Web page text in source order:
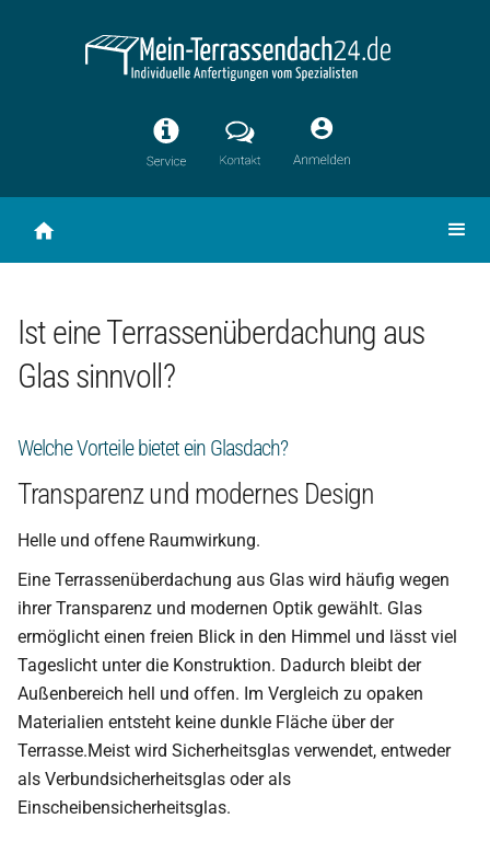
Ist eine Terrassenüberdachung aus
Glas sinnvoll?
Welche Vorteile bietet ein Glasdach?
Transparenz und modernes Design
Helle und offene Raumwirkung.
Eine Terrassenüberdachung aus Glas wird häufig wegen
ihrer Transparenz und modernen Optik gewählt. Glas
ermöglicht einen freien Blick in den Himmel und lässt viel
Tageslicht unter die Konstruktion. Dadurch bleibt der
Außenbereich hell und offen. Im Vergleich zu opaken
Materialien entsteht keine dunkle Fläche über der
Terrasse.Meist wird Sicherheitsglas verwendet, entweder
als Verbundsicherheitsglas oder als
Einscheibensicherheitsglas.